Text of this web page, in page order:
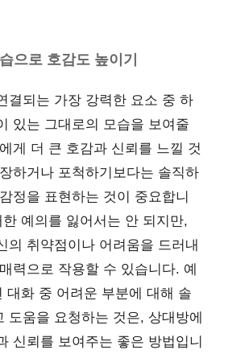
으로 호감도 높이기
결되는 가장 강력한 요소 중 하
있는 그대로의 모습을 보여줄
게 더 큰 호감과 신뢰를 느낄 것
하거나 포척하기보다는 솔직하
정을 표현하는 것이 중요합니
예의를 잃어서는 안 되지만,
의 취약점이나 어려움을 드러내
력으로 작용할 수 있습니다. 예
대화 중 어려운 부분에 대해 솔
도움을 요청하는 것은, 상대방에
신뢰를 보여주는 좋은 방법입니